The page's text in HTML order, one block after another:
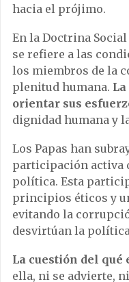
hacia el prójimo.
En la Doctrina
se refiere a las
los miembros de la
plenitud humana.
orientar sus
dignidad humana y
Los Papas han
participación activa
política. Esta
principios éticos y
evitando la
desvirtúan la
La cuestión del qué
ella, ni se advierte,